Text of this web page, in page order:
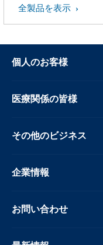
全製品を表示
個人のお客様
医療関係の皆様
その他のビジネス
企業情報
お問い合わせ